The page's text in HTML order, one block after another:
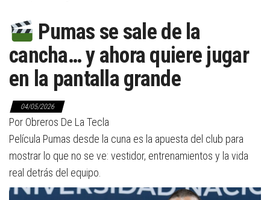
Pumas se sale de la
cancha… y ahora quiere jugar
en la pantalla grande
04/05/2026
Por Obreros De La Tecla
Película Pumas desde la cuna es la apuesta del club para
mostrar lo que no se ve: vestidor, entrenamientos y la vida
real detrás del equipo.